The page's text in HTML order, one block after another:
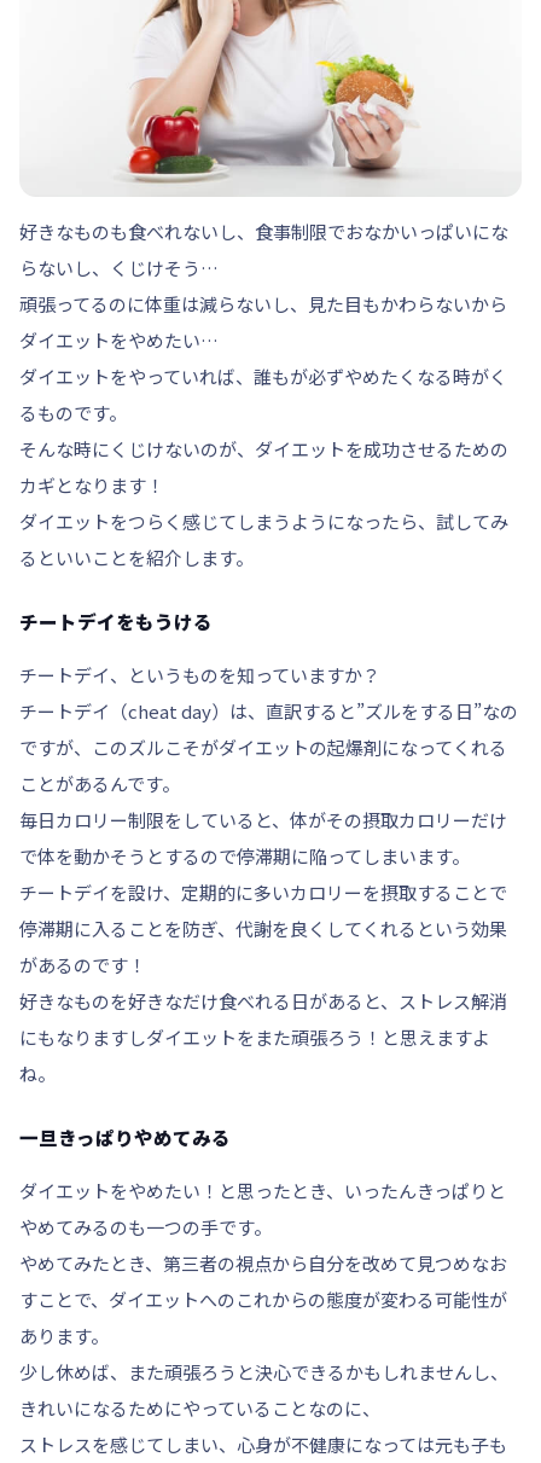
好きなものも食べれないし、食事制限でおなかいっぱいにな
らないし、くじけそう…
頑張ってるのに体重は減らないし、見た目もかわらないから
ダイエットをやめたい…
ダイエットをやっていれば、誰もが必ずやめたくなる時がく
るものです。
そんな時にくじけないのが、 ダイエットを成功させるための
カギとなります！
ダイエットをつらく感じてしまうようになったら、試してみ
るといいことを紹介します。
チートデイをもうける
チートデイ、というものを知っていますか？
チートデイ（cheat day） は、直訳すると”ズルをする日”なの
ですが、このズルこそがダイエットの起爆剤になってくれる
ことがあるんです。
毎日カロリー制限をしていると、体がその摂取カロリーだけ
で体を動かそうとするので停滞期に陥ってしまいます。
チートデイを設け、定期的に多いカロリーを摂取することで
停滞期に入ることを防ぎ、代謝を良くしてくれる という効果
があるのです！
好きなものを好きなだけ食べれる日があると、ストレス解消
にもなりますしダイエットをまた頑張ろう！と思えますよ
ね。
一旦きっぱりやめてみる
ダイエットをやめたい！と思ったとき、いったんきっぱりと
やめてみるのも一つの手です。
やめてみたとき、第三者の視点から自分を改めて見つめなお
すことで、 ダイエットへのこれからの態度が変わる可能性が
あります。
少し休めば、また頑張ろうと決心できるかもしれませんし、
きれいになるためにやっていることなのに、
ストレスを感じてしまい、心身が不健康になっては元も子も